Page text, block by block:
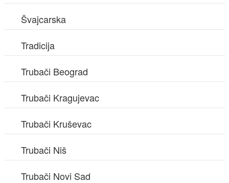
Švajcarska
Tradicija
Trubači Beograd
Trubači Kragujevac
Trubači Kruševac
Trubači Niš
Trubači Novi Sad